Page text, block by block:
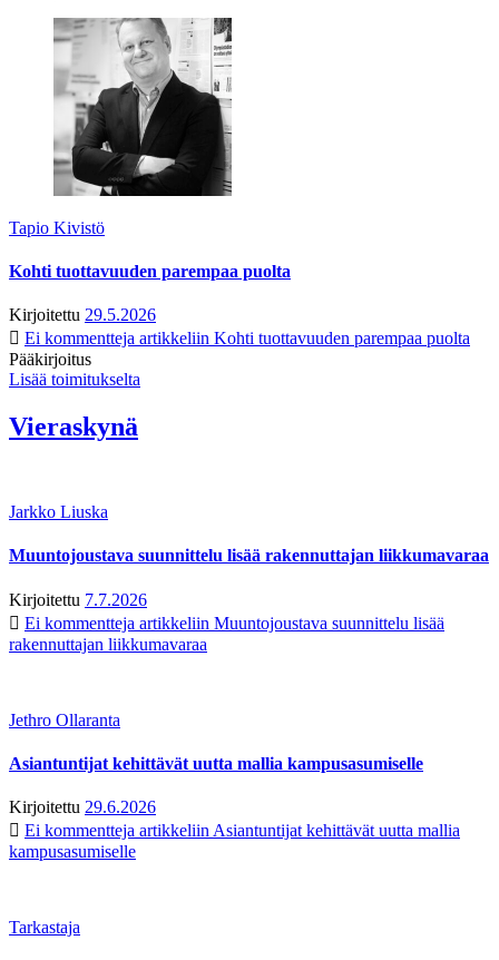
Tapio Kivistö
Kohti tuottavuuden parempaa puolta
Kirjoitettu 29.5.2026
Ei kommentteja artikkeliin Kohti tuottavuuden parempaa puolta
Pääkirjoitus
Lisää toimitukselta
Vieraskynä
Jarkko Liuska
Muuntojoustava suunnittelu lisää rakennuttajan liikkumavaraa
Kirjoitettu 7.7.2026
Ei kommentteja artikkeliin Muuntojoustava suunnittelu lisää
rakennuttajan liikkumavaraa
Jethro Ollaranta
Asiantuntijat kehittävät uutta mallia kampusasumiselle
Kirjoitettu 29.6.2026
Ei kommentteja artikkeliin Asiantuntijat kehittävät uutta mallia
kampusasumiselle
Tarkastaja